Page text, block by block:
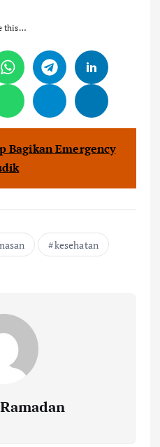
this…
Bagikan Emergency
kesehatan